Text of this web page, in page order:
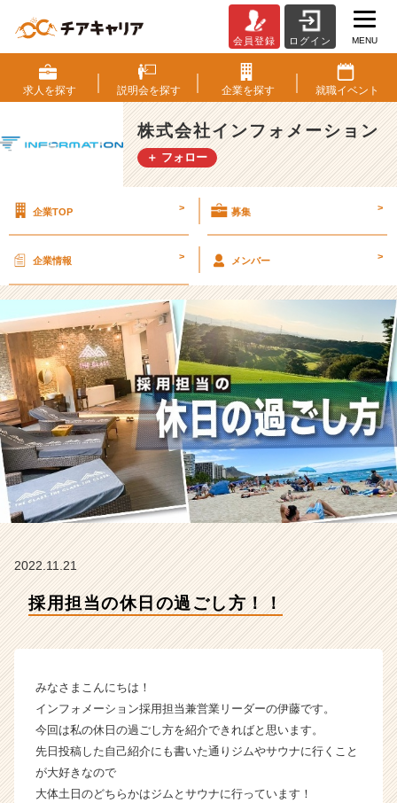
用
担
当
の
休
日
し
方！！
式
会
社
イ
ン
フ
ォ
メ
ー
ョ
の
イ
ン
ャ
ー・
成
企
会員登録 ログイン MENU
求人を探す 説明会を探す 企業を探す 就職イベント
株式会社インフォメーション
＋ フォロー
企業TOP > 募集 >
企業情報 > メンバー >
2022.11.21
採用担当の休日の過ごし方！！
みなさまこんにちは！
インフォメーション採用担当兼営業リーダーの伊藤です。
今回は私の休日の過ごし方を紹介できればと思います。
先日投稿した自己紹介にも書いた通りジムやサウナに行くこと
が大好きなので
大体土日のどちらかはジムとサウナに行っています！